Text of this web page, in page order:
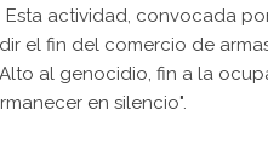
actividad, convocada
el fin del comercio de
al genocidio, fin a la
en silencio".